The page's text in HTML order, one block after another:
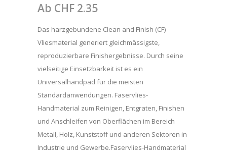
Ab CHF 2.35
Das harzgebundene Clean and Finish (CF)
Vliesmaterial generiert gleichmässigste,
reproduzierbare Finishergebnisse. Durch seine
vielseitige Einsetzbarkeit ist es ein
Universalhandpad für die meisten
Standardanwendungen. Faservlies-
Handmaterial zum Reinigen, Entgraten, Finishen
und Anschleifen von Oberflächen im Bereich
Metall, Holz, Kunststoff und anderen Sektoren in
Industrie und Gewerbe.Faservlies-Handmaterial